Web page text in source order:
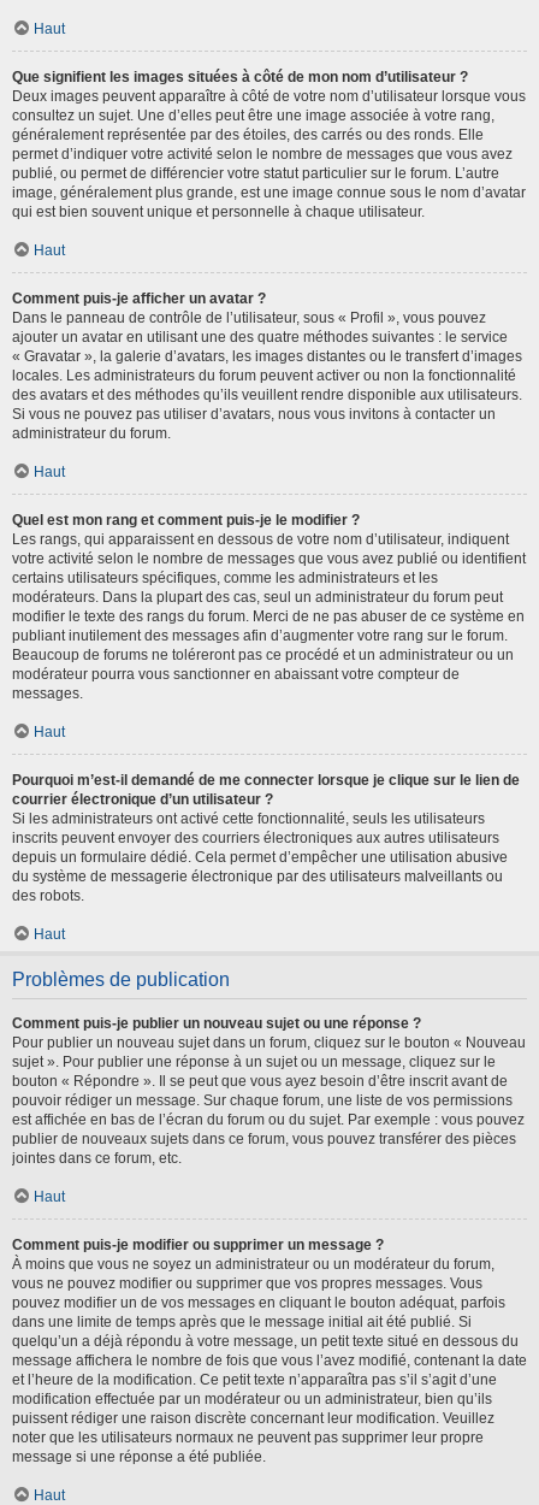
Haut
Que signifient les images situées à côté de mon nom d’utilisateur ?
Deux images peuvent apparaître à côté de votre nom d’utilisateur lorsque vous
consultez un sujet. Une d’elles peut être une image associée à votre rang,
généralement représentée par des étoiles, des carrés ou des ronds. Elle
permet d’indiquer votre activité selon le nombre de messages que vous avez
publié, ou permet de différencier votre statut particulier sur le forum. L’autre
image, généralement plus grande, est une image connue sous le nom d’avatar
qui est bien souvent unique et personnelle à chaque utilisateur.
Haut
Comment puis-je afficher un avatar ?
Dans le panneau de contrôle de l’utilisateur, sous « Profil », vous pouvez
ajouter un avatar en utilisant une des quatre méthodes suivantes : le service
« Gravatar », la galerie d’avatars, les images distantes ou le transfert d’images
locales. Les administrateurs du forum peuvent activer ou non la fonctionnalité
des avatars et des méthodes qu’ils veuillent rendre disponible aux utilisateurs.
Si vous ne pouvez pas utiliser d’avatars, nous vous invitons à contacter un
administrateur du forum.
Haut
Quel est mon rang et comment puis-je le modifier ?
Les rangs, qui apparaissent en dessous de votre nom d’utilisateur, indiquent
votre activité selon le nombre de messages que vous avez publié ou identifient
certains utilisateurs spécifiques, comme les administrateurs et les
modérateurs. Dans la plupart des cas, seul un administrateur du forum peut
modifier le texte des rangs du forum. Merci de ne pas abuser de ce système en
publiant inutilement des messages afin d’augmenter votre rang sur le forum.
Beaucoup de forums ne toléreront pas ce procédé et un administrateur ou un
modérateur pourra vous sanctionner en abaissant votre compteur de
messages.
Haut
Pourquoi m’est-il demandé de me connecter lorsque je clique sur le lien de
courrier électronique d’un utilisateur ?
Si les administrateurs ont activé cette fonctionnalité, seuls les utilisateurs
inscrits peuvent envoyer des courriers électroniques aux autres utilisateurs
depuis un formulaire dédié. Cela permet d’empêcher une utilisation abusive
du système de messagerie électronique par des utilisateurs malveillants ou
des robots.
Haut
Problèmes de publication
Comment puis-je publier un nouveau sujet ou une réponse ?
Pour publier un nouveau sujet dans un forum, cliquez sur le bouton « Nouveau
sujet ». Pour publier une réponse à un sujet ou un message, cliquez sur le
bouton « Répondre ». Il se peut que vous ayez besoin d’être inscrit avant de
pouvoir rédiger un message. Sur chaque forum, une liste de vos permissions
est affichée en bas de l’écran du forum ou du sujet. Par exemple : vous pouvez
publier de nouveaux sujets dans ce forum, vous pouvez transférer des pièces
jointes dans ce forum, etc.
Haut
Comment puis-je modifier ou supprimer un message ?
À moins que vous ne soyez un administrateur ou un modérateur du forum,
vous ne pouvez modifier ou supprimer que vos propres messages. Vous
pouvez modifier un de vos messages en cliquant le bouton adéquat, parfois
dans une limite de temps après que le message initial ait été publié. Si
quelqu’un a déjà répondu à votre message, un petit texte situé en dessous du
message affichera le nombre de fois que vous l’avez modifié, contenant la date
et l’heure de la modification. Ce petit texte n’apparaîtra pas s’il s’agit d’une
modification effectuée par un modérateur ou un administrateur, bien qu’ils
puissent rédiger une raison discrète concernant leur modification. Veuillez
noter que les utilisateurs normaux ne peuvent pas supprimer leur propre
message si une réponse a été publiée.
Haut